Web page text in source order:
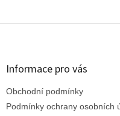
Z
Informace pro vás
Obchodní podmínky
Podmínky ochrany osobních